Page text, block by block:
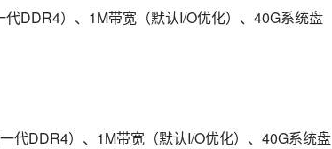
DDR4）、1M带宽（默认I/O优化）、40G系统盘
代DDR4）、1M带宽（默认I/O优化）、40G系统盘